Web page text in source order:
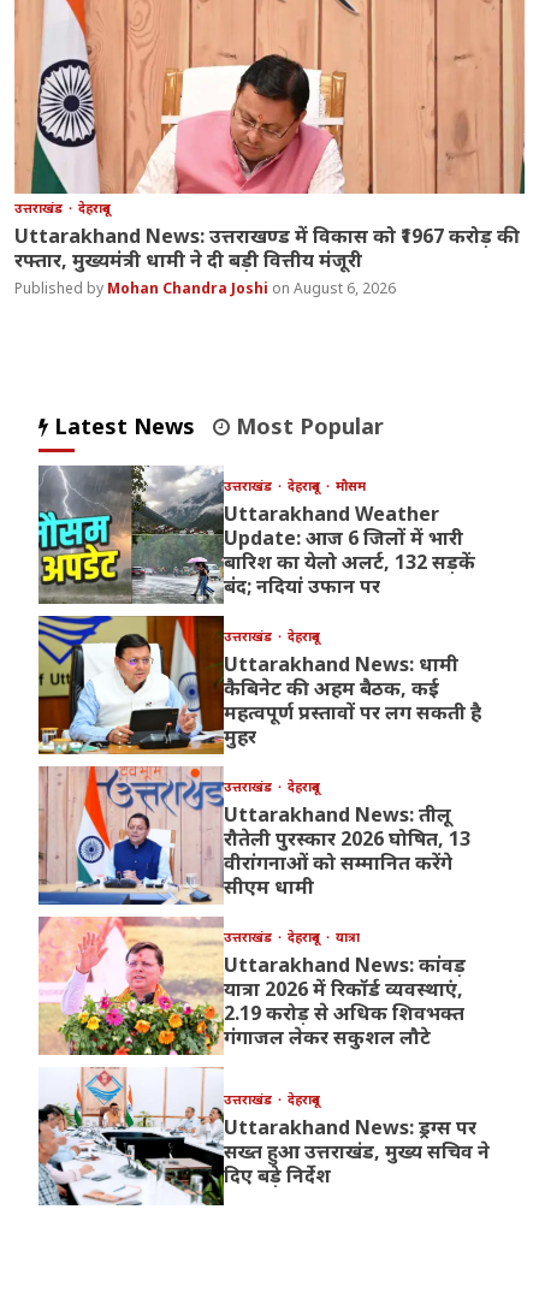
उत्तराखंड देहरादून
Uttarakhand News: उत्तराखण्ड में विकास को ₹1967 करोड़ की
रफ्तार, मुख्यमंत्री धामी ने दी बड़ी वित्तीय मंजूरी
Mohan Chandra Joshi August 6, 2026
Latest News Most Popular
उत्तराखंड देहरादून मौसम
Uttarakhand Weather
Update: आज 6 जिलों में भारी
बारिश का येलो अलर्ट, 132 सड़कें
बंद; नदियां उफान पर
उत्तराखंड देहरादून
Uttarakhand News: धामी
कैबिनेट की अहम बैठक, कई
महत्वपूर्ण प्रस्तावों पर लग सकती है
मुहर
उत्तराखंड देहरादून
Uttarakhand News: तीलू
रौतेली पुरस्कार 2026 घोषित, 13
वीरांगनाओं को सम्मानित करेंगे
सीएम धामी
उत्तराखंड देहरादून यात्रा
Uttarakhand News: कांवड़
यात्रा 2026 में रिकॉर्ड व्यवस्थाएं,
2.19 करोड़ से अधिक शिवभक्त
गंगाजल लेकर सकुशल लौटे
उत्तराखंड देहरादून
Uttarakhand News: ड्रग्स पर
सख्त हुआ उत्तराखंड, मुख्य सचिव ने
दिए बड़े निर्देश